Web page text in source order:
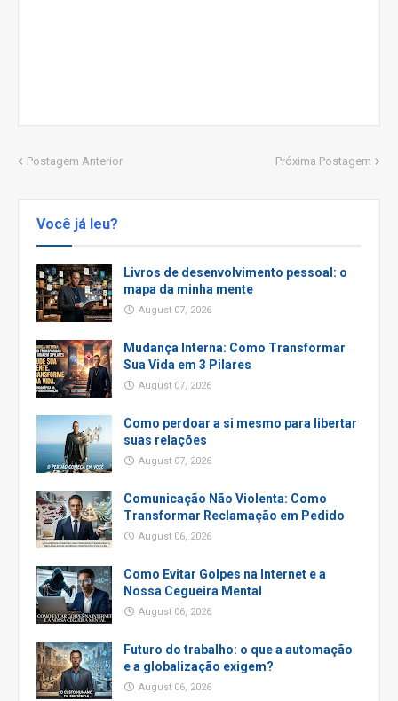
Postagem Anterior Próxima Postagem
Você já leu?
Livros de desenvolvimento pessoal: o
mapa da minha mente
August 07, 2026
Mudança Interna: Como Transformar
Sua Vida em 3 Pilares
August 07, 2026
Como perdoar a si mesmo para libertar
suas relações
August 07, 2026
Comunicação Não Violenta: Como
Transformar Reclamação em Pedido
August 06, 2026
Como Evitar Golpes na Internet e a
Nossa Cegueira Mental
August 06, 2026
Futuro do trabalho: o que a automação
e a globalização exigem?
August 06, 2026